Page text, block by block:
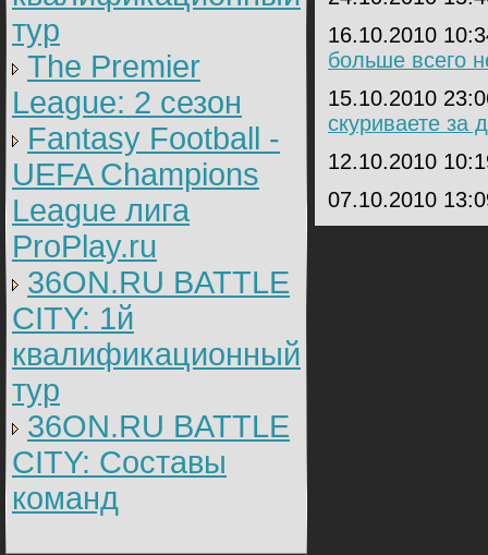
тур
The Premier
League: 2 cезон
Fantasy Football -
UEFA Champions
League лига
ProPlay.ru
36ON.RU BATTLE
CITY: 1й
квалификационный
тур
36ON.RU BATTLE
CITY: Составы
команд
16.10.2010
больше всего
15.10.2010
скуриваете за
12.10.2010
07.10.2010